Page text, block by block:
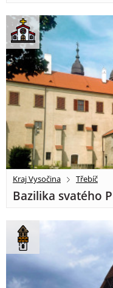
Kraj Vysočina Třebíč
Bazilika svatého